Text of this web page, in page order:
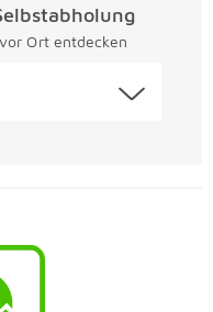
Ort entdecken